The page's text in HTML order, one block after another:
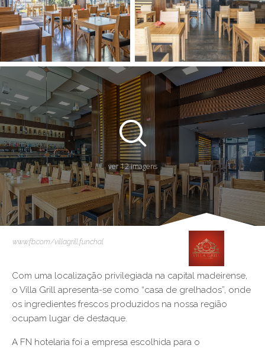
ver 12 imagens
www.fb.com/villagrill.funchal
Com uma localização privilegiada na capital madeirense,
o Villa Grill apresenta-se como “casa de grelhados”, onde
os ingredientes frescos produzidos na nossa região
ocupam lugar de destaque.
A FN hotelaria foi a empresa escolhida para o